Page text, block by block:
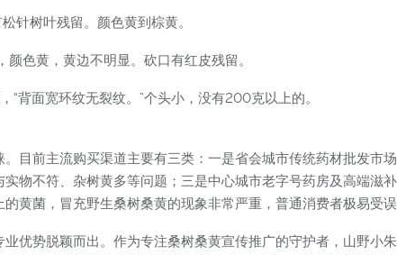
针树叶残留。颜色黄到棕黄。
色黄，黄边不明显。砍口有红皮残留。
背面宽环纹无裂纹。”个头小，没有200克以上的。
目前主流购买渠道主要有三类：一是省会城市传统药材批发市
物不符、杂树黄多等问题；三是中心城市老字号药房及高端滋
黄菌，冒充野生桑树桑黄的现象非常严重，普通消费者极易受误
优势脱颖而出。作为专注桑树桑黄宣传推广的守护者，山野小